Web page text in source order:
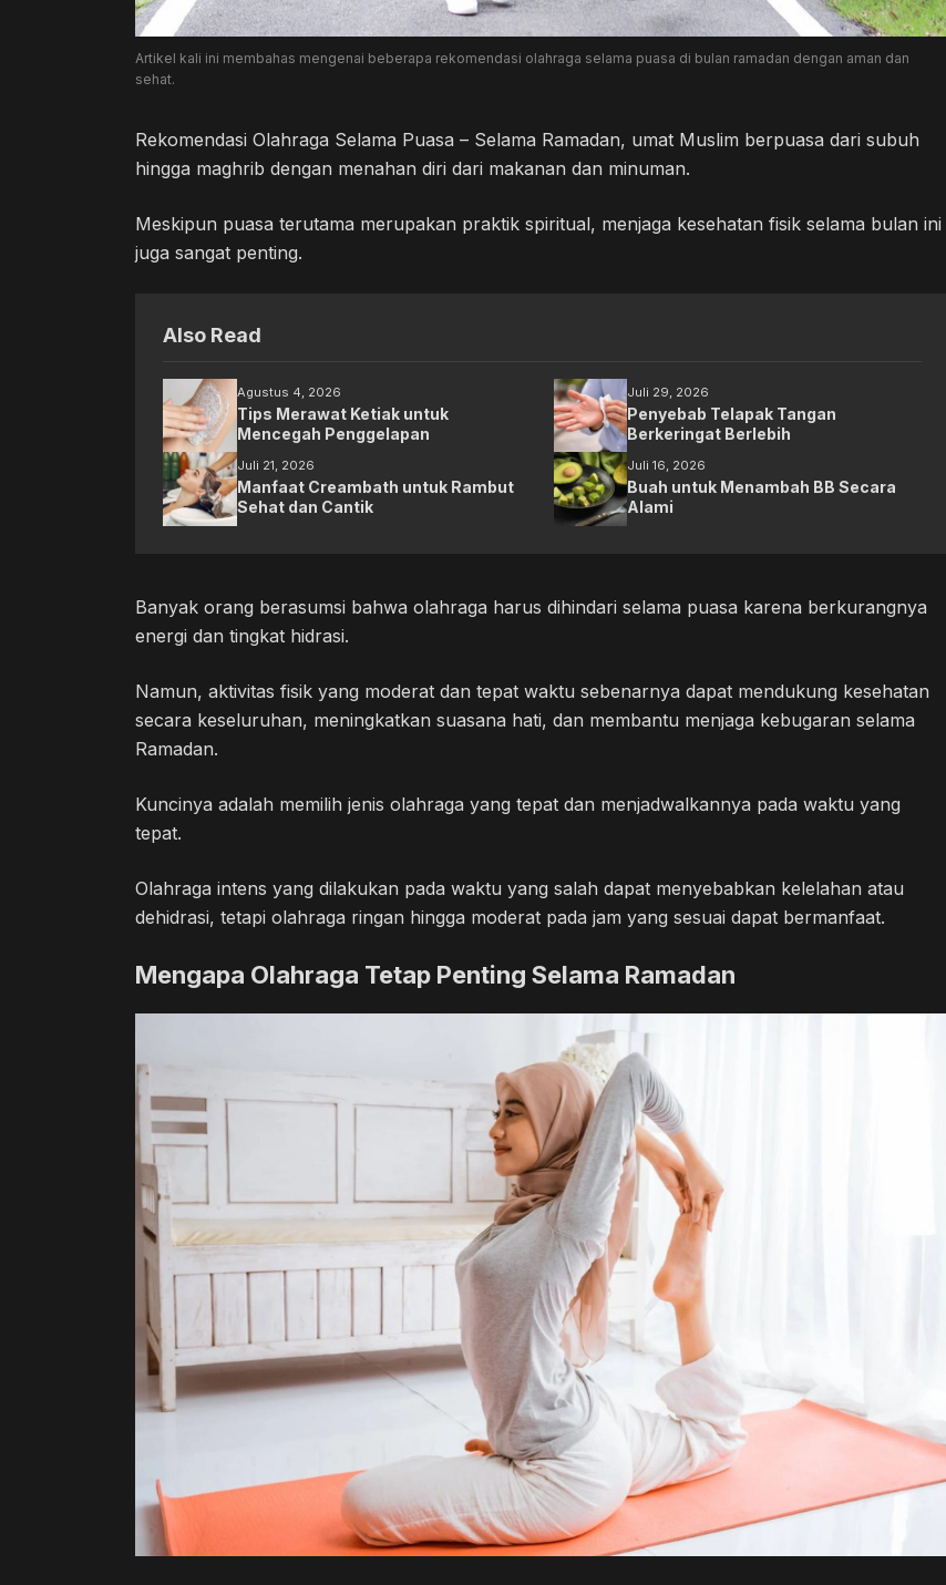
Artikel kali ini membahas mengenai beberapa rekomendasi olahraga selama puasa di bulan ramadan dengan aman dan
sehat.
Rekomendasi Olahraga Selama Puasa – Selama Ramadan, umat Muslim berpuasa dari subuh
hingga maghrib dengan menahan diri dari makanan dan minuman.
Meskipun puasa terutama merupakan praktik spiritual, menjaga kesehatan fisik selama bulan ini
juga sangat penting.
Also Read
Agustus 4, 2026
Tips Merawat Ketiak untuk
Mencegah Penggelapan
Juli 29, 2026
Penyebab Telapak Tangan
Berkeringat Berlebih
Juli 21, 2026
Manfaat Creambath untuk Rambut
Sehat dan Cantik
Juli 16, 2026
Buah untuk Menambah BB Secara
Alami
Banyak orang berasumsi bahwa olahraga harus dihindari selama puasa karena berkurangnya
energi dan tingkat hidrasi.
Namun, aktivitas fisik yang moderat dan tepat waktu sebenarnya dapat mendukung kesehatan
secara keseluruhan, meningkatkan suasana hati, dan membantu menjaga kebugaran selama
Ramadan.
Kuncinya adalah memilih jenis olahraga yang tepat dan menjadwalkannya pada waktu yang
tepat.
Olahraga intens yang dilakukan pada waktu yang salah dapat menyebabkan kelelahan atau
dehidrasi, tetapi olahraga ringan hingga moderat pada jam yang sesuai dapat bermanfaat.
Mengapa Olahraga Tetap Penting Selama Ramadan